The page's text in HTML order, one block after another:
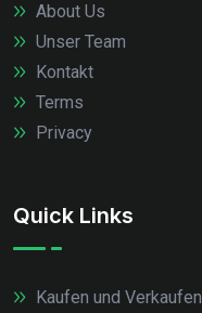
About Us
Unser Team
Kontakt
Terms
Privacy
Quick Links
Kaufen und Verkaufen